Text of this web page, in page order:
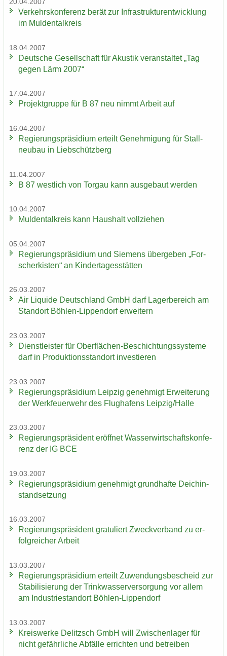
20.04.2007
Ver­kehrs­kon­fe­renz berät zur In­fra­struk­tur­ent­wick­lung
im Mul­den­tal­kreis
18.04.2007
Deut­sche Ge­sell­schaft für Akus­tik ver­an­stal­tet „Tag
gegen Lärm 2007“
17.04.2007
Pro­jekt­grup­pe für B 87 neu nimmt Ar­beit auf
16.04.2007
Re­gie­rungs­prä­si­di­um er­teilt Ge­neh­mi­gung für Stall­
neu­bau in Lieb­schütz­berg
11.04.2007
B 87 west­lich von Tor­gau kann aus­ge­baut wer­den
10.04.2007
Mul­den­tal­kreis kann Haus­halt voll­zie­hen
05.04.2007
Re­gie­rungs­prä­si­di­um und Sie­mens über­ge­ben „For­
scher­kis­ten“ an Kin­der­ta­ges­stät­ten
26.03.2007
Air Li­qui­de Deutsch­land GmbH darf La­ger­be­reich am
Stand­ort Böhlen-​Lippendorf er­wei­tern
23.03.2007
Dienst­leis­ter für Oberflächen-​Beschichtungssysteme
darf in Pro­duk­ti­ons­stand­ort in­ves­tie­ren
23.03.2007
Re­gie­rungs­prä­si­di­um Leip­zig ge­neh­migt Er­wei­te­rung
der Werk­feu­er­wehr des Flug­ha­fens Leip­zig/Halle
23.03.2007
Re­gie­rungs­prä­si­dent er­öff­net Was­ser­wirt­schafts­kon­fe­
renz der IG BCE
19.03.2007
Re­gie­rungs­prä­si­di­um ge­neh­migt grund­haf­te Deich­in­
stand­set­zung
16.03.2007
Re­gie­rungs­prä­si­dent gra­tu­liert Zweck­ver­band zu er­
folg­rei­cher Ar­beit
13.03.2007
Re­gie­rungs­prä­si­di­um er­teilt Zu­wen­dungs­be­scheid zur
Sta­bi­li­sie­rung der Trink­was­ser­ver­sor­gung vor allem
am In­dus­trie­stand­ort Böhlen-​Lippendorf
13.03.2007
Kreis­wer­ke De­litzsch GmbH will Zwi­schen­la­ger für
nicht ge­fähr­li­che Ab­fäl­le er­rich­ten und be­trei­ben